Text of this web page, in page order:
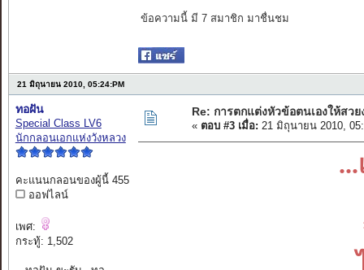
ข้อความนี้ มี 7 สมาชิก มาชื่นชม
21 มิถุนายน 2010, 05:24:PM
ทอฝัน
Special Class LV6
นักกลอนเอกแห่งวังหลวง
คะแนนกลอนของผู้นี้ 455
ออฟไลน์
เพศ:
กระทู้: 1,502
Re: การตกแต่งหัวข้อตนเองให้สวย
« ตอบ #3 เมื่อ: 21 มิถุนายน 2010,